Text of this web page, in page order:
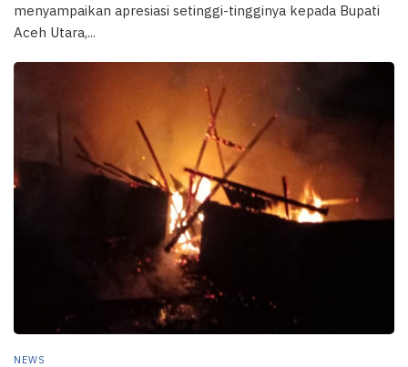
menyampaikan apresiasi setinggi-tingginya kepada Bupati
Aceh Utara,...
NEWS